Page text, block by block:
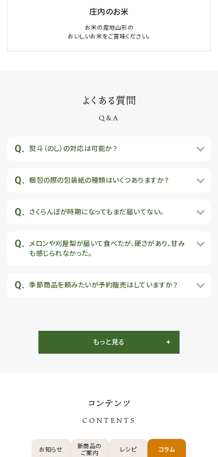
庄内のお米
お米の産地山形の
おいしいお米をご賞味ください。
よくある質問
Q&A
熨斗（のし）の対応は可能か？
梱包の際の包装紙の種類はいくつありますか？
さくらんぼが時期になってもまだ届いてない。
メロンや刈屋梨が届いて食べたが、硬さがあり、甘み
も感じられなかった。
季節商品を頼みたいが予約販売はしていますか？
もっと見る
コンテンツ
CONTENTS
お知らせ
新商品の
ご案内
レシピ コラム